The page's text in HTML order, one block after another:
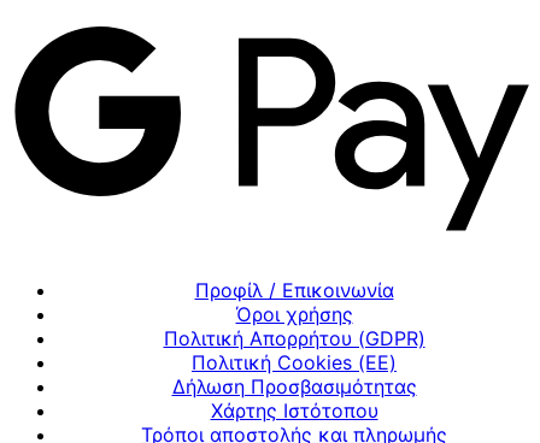
Προφίλ / Επικοινωνία
Όροι χρήσης
Πολιτική Απορρήτου (GDPR)
Πολιτική Cookies (ΕΕ)
Δήλωση Προσβασιμότητας
Χάρτης Ιστότοπου
Τρόποι αποστολής και πληρωμής